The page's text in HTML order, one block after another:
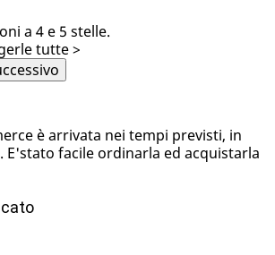
a 4 e 5 stelle.
tutte >
è arrivata nei tempi previsti, in
E'stato facile ordinarla ed acquistarla